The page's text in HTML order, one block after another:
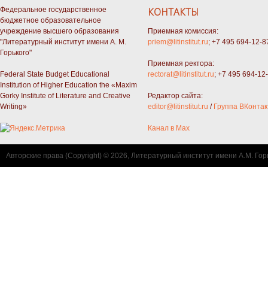
Федеральное государственное
бюджетное образовательное
учреждение высшего образования
"Литературный институт имени А. М.
Горького"
Federal State Budget Educational
Institution of Higher Education the «Maxim
Gorky Institute of Literature and Creative
Writing»
КОНТАКТЫ
Приемная комиссия:
priem@litinstitut.ru; +7 495 694-12-
Приемная ректора:
rectorat@litinstitut.ru; +7 495 694-
Редактор сайта:
editor@litinstitut.ru / Группа
Канал в Max
Авторские права (Copyright) © 2026, Литературный институт имени А.М.